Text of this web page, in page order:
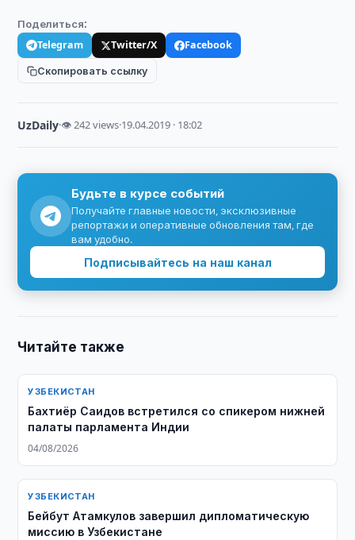
Поделиться:
Telegram Twitter/X
Facebook
Скопировать ссылку
UzDaily·👁 242 views·19.04.2019 · 18:02
Будьте в курсе событий
Получайте главные новости, эксклюзивные
репортажи и оперативные обновления там, где
вам удобно.
Подписывайтесь на наш канал
Читайте также
УЗБЕКИСТАН
Бахтиёр Саидов встретился со спикером нижней
палаты парламента Индии
04/08/2026
УЗБЕКИСТАН
Бейбут Атамкулов завершил дипломатическую
миссию в Узбекистане